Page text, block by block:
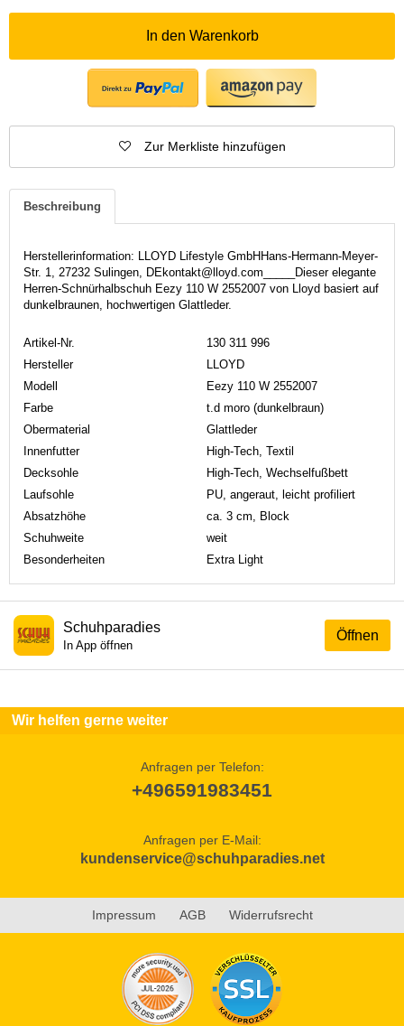
In den Warenkorb
Zur Merkliste hinzufügen
Beschreibung
Herstellerinformation: LLOYD Lifestyle GmbHHans-Hermann-Meyer-
Str. 1, 27232 Sulingen, DEkontakt@lloyd.com_____Dieser elegante
Herren-Schnürhalbschuh Eezy 110 W 2552007 von Lloyd basiert auf
dunkelbraunen, hochwertigen Glattleder.
Artikel-Nr.
130 311 996
Hersteller
LLOYD
Modell
Eezy 110 W 2552007
Farbe
t.d moro (dunkelbraun)
Obermaterial
Glattleder
Innenfutter
High-Tech, Textil
Decksohle
High-Tech, Wechselfußbett
Laufsohle
PU, angeraut, leicht profiliert
Absatzhöhe
ca. 3 cm, Block
Schuhweite
weit
Besonderheiten
Extra Light
Öffnen
Schuhparadies
In App öffnen
Wir helfen gerne weiter
Anfragen per Telefon:
+496591983451
Anfragen per E-Mail:
kundenservice@schuhparadies.net
Impressum AGB Widerrufsrecht